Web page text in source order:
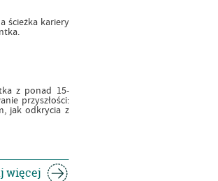
ścieżka kariery
z ponad 15-
przyszłości:
jak odkrycia z
więcej